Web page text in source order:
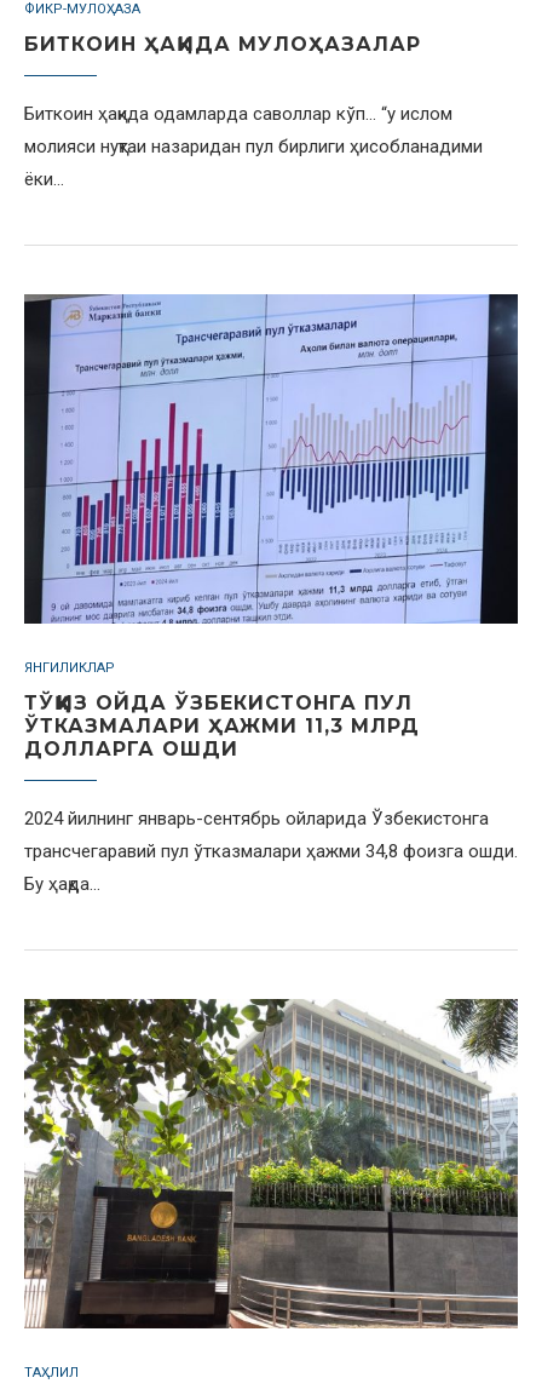
ФИКР-МУЛОҲАЗА
БИТКОИН ҲАҚИДА МУЛОҲАЗАЛАР
Биткоин ҳақида одамларда саволлар кўп… “у ислом
молияси нуқтаи назаридан пул бирлиги ҳисобланадими
ёки…
ЯНГИЛИКЛАР
ТЎҚҚИЗ ОЙДА ЎЗБЕКИСТОНГА ПУЛ
ЎТКАЗМАЛАРИ ҲАЖМИ 11,3 МЛРД
ДОЛЛАРГА ОШДИ
2024 йилнинг январь-сентябрь ойларида Ўзбекистонга
трансчегаравий пул ўтказмалари ҳажми 34,8 фоизга ошди.
Бу ҳақда…
ТАҲЛИЛ